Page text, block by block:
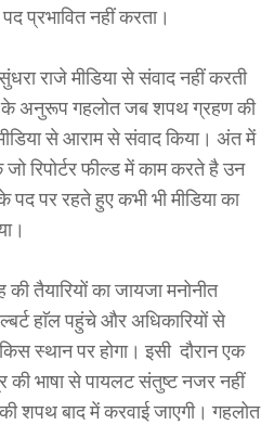
प्रभावित नहीं करता।
राजे मीडिया से संवाद नहीं करती
के अनुरूप गहलोत जब शपथ ग्रहण की
से आराम से संवाद किया। अंत में
रिपोर्टर फील्ड में काम करते है उन
पर रहते हुए कभी भी मीडिया का
तैयारियों का जायजा मनोनीत
हाॅल पहुंचे और अधिकारियों से
स्थान पर होगा। इसी दौरान एक
की भाषा से पायलट संतुष्ट नजर नहीं
शपथ बाद में करवाई जाएगी। गहलोत